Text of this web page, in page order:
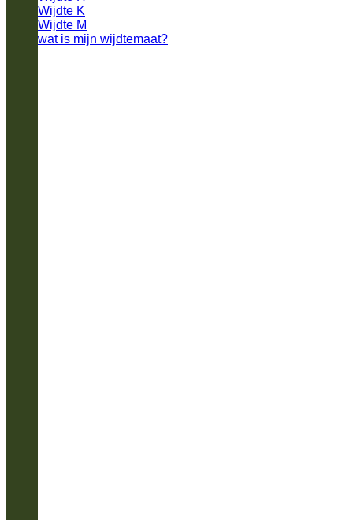
Wijdte K
Wijdte M
wat is mijn wijdtemaat?